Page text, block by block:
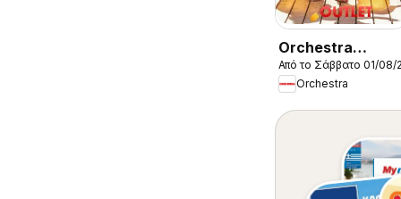
Orchestra
Kατάλογος
8/2026
Από το Σάββατο 01/08/
Orchestra